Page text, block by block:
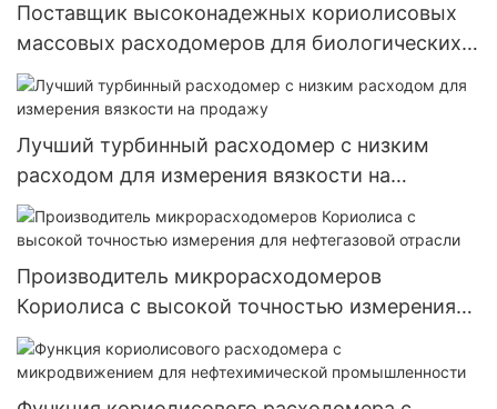
Поставщик высоконадежных кориолисовых
массовых расходомеров для биологических
наук
Лучший турбинный расходомер с низким
расходом для измерения вязкости на
продажу
Производитель микрорасходомеров
Кориолиса с высокой точностью измерения
для нефтегазовой отрасли